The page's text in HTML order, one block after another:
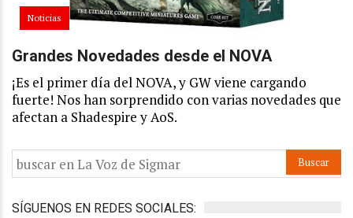
Noticias
Grandes Novedades desde el NOVA
¡Es el primer día del NOVA, y GW viene cargando
fuerte! Nos han sorprendido con varias novedades que
afectan a Shadespire y AoS.
SÍGUENOS EN REDES SOCIALES: